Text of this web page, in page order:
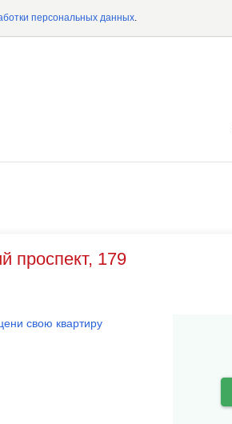
персональных данных.
проспект, 179
свою квартиру